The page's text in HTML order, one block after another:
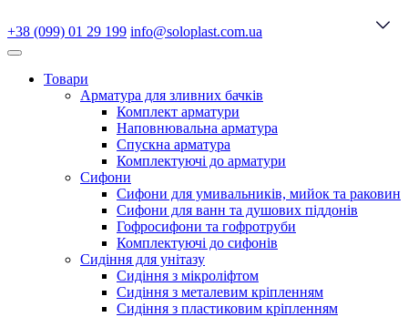
+38 (099) 01 29 199 info@soloplast.com.ua
Товари
Арматура для зливних бачків
Комплект арматури
Наповнювальна арматура
Спускна арматура
Комплектуючі до арматури
Сифони
Сифони для умивальників, мийок та раковин
Сифони для ванн та душових піддонів
Гофросифони та гофротруби
Комплектуючі до сифонів
Сидіння для унітазу
Сидіння з мікроліфтом
Сидіння з металевим кріпленням
Сидіння з пластиковим кріпленням